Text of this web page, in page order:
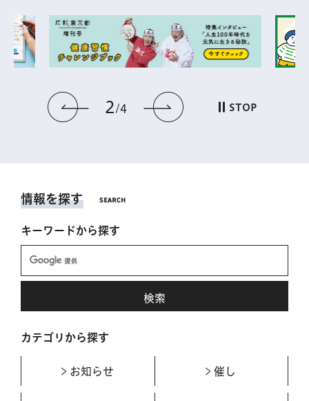
前のスライドを表示
2 4 次のスライドを表
STOP
情報を探す
キーワードから探す
カテゴリから探す
お知らせ 催し